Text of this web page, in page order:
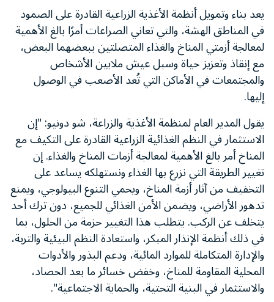
يعد بناء وتمويل أنظمة الأغذية الزراعية القادرة على الصمود
في المناطق الهشة، والتي تعاني الصراعات أمرًا بالغ الأهمية
لمعالجة أزمتي المناخ والغذاء المتصلتين ببعضهما البعض،
مع إنقاذ وتعزيز حياة وسبل عيش ملايين الأشخاص
والمجتمعات في الأماكن التي تُعد الأصعب في الوصول
إليها.
يقول المدير العام لمنظمة الأغذية والزراعة، شو دونيو: "إن
الاستثمار في النظم الغذائية الزراعية القادرة على التكيف مع
المناخ أمر بالغ الأهمية لمعالجة أزمات المناخ والغذاء. إن
تغيير الطريقة التي نزرع بها الغذاء ونستهلكه يساعد على
التخفيف من آثار أزمة المناخ، ويحمي التنوع البيولوجي، ويمنع
تدهور الأراضي، ويضمن الأمن الغذائي للجميع، دون ترك أحد
يتخلف عن الركب. يتطلب هذا التغيير حزمة من الحلول، بما
في ذلك أنظمة الإنذار المبكر، واستعادة النظم البيئية والتربة،
والإدارة المتكاملة للموارد المائية، ودعم البذور والأدوات
المحلية المقاومة للمناخ، وخفض خسائر ما بعد الحصاد،
والاستثمار في البنية التحتية، والحماية الاجتماعية".